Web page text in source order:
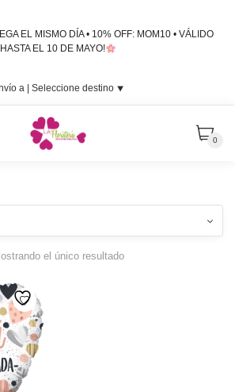
EL MISMO DÍA • 10% OFF: MOM10 • VÁLIDO
HASTA EL 10 DE MAYO!
a | Seleccione destino⯆
0
el único resultado